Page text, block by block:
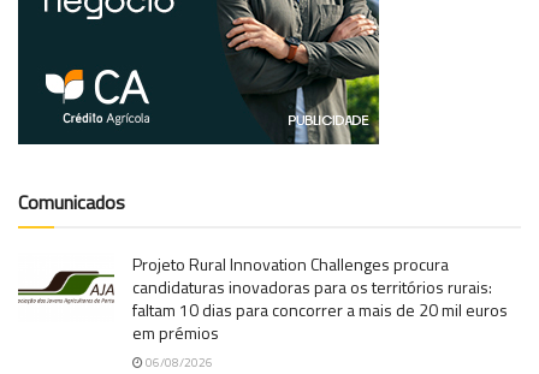
Comunicados
Projeto Rural Innovation Challenges procura
candidaturas inovadoras para os territórios rurais:
faltam 10 dias para concorrer a mais de 20 mil euros
em prémios
06/08/2026